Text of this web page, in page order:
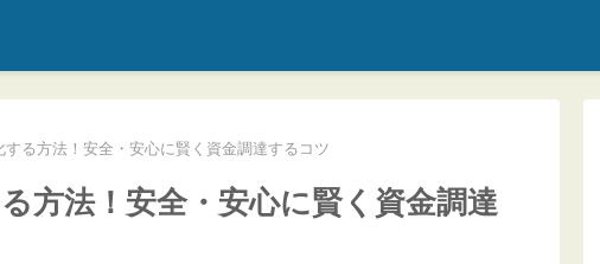
る方法！安全・安心に賢く資金調達するコツ
方法！安全・安心に賢く資金調達